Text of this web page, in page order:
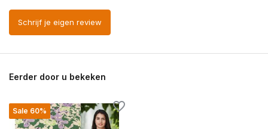
Schrijf je eigen review
Eerder door u bekeken
Sale 60%